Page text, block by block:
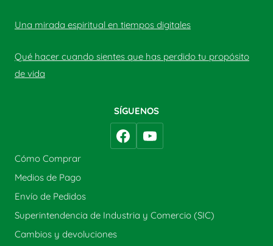
Una mirada espiritual en tiempos digitales
Qué hacer cuando sientes que has perdido tu propósito
de vida
SÍGUENOS
Cómo Comprar
Medios de Pago
Envío de Pedidos
Superintendencia de Industria y Comercio (SIC)
Cambios y devoluciones